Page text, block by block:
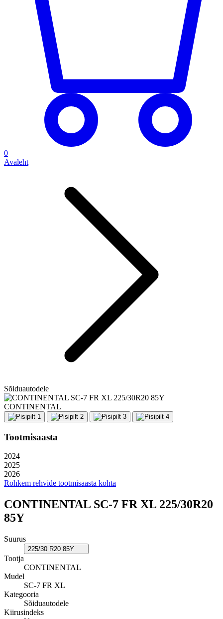
0
Avaleht
Sõiduautodele
CONTINENTAL
Tootmisaasta
2024
2025
2026
Rohkem rehvide tootmisaasta kohta
CONTINENTAL SC-7 FR XL 225/30R20
85Y
Suurus
225/30 R20 85Y
Tootja
CONTINENTAL
Mudel
SC-7 FR XL
Kategooria
Sõiduautodele
Kiirusindeks